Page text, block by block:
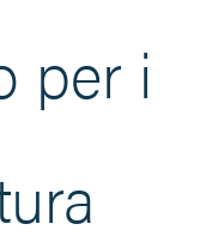
per i